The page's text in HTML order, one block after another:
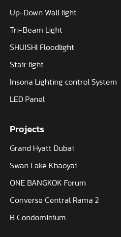
Up-Down Wall light
Tri-Beam Light
SHUISHI Floodlight
Stair light
Insona Lighting control System
LED Panel
Projects
Grand Hyatt Dubai
Swan Lake Khaoyai
ONE BANGKOK Forum
Converse Central Rama 2
B Condominium